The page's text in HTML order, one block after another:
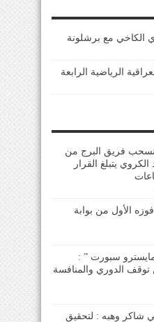
الكاخي مع برشلونة
الرياضية الرابعة
فريق البرج من
الكروي يتبلغ القرار
الأول من بوابة
سبورت ” :
توقف الدوري والمنافسة
شاكر وهبه : لتحقيق